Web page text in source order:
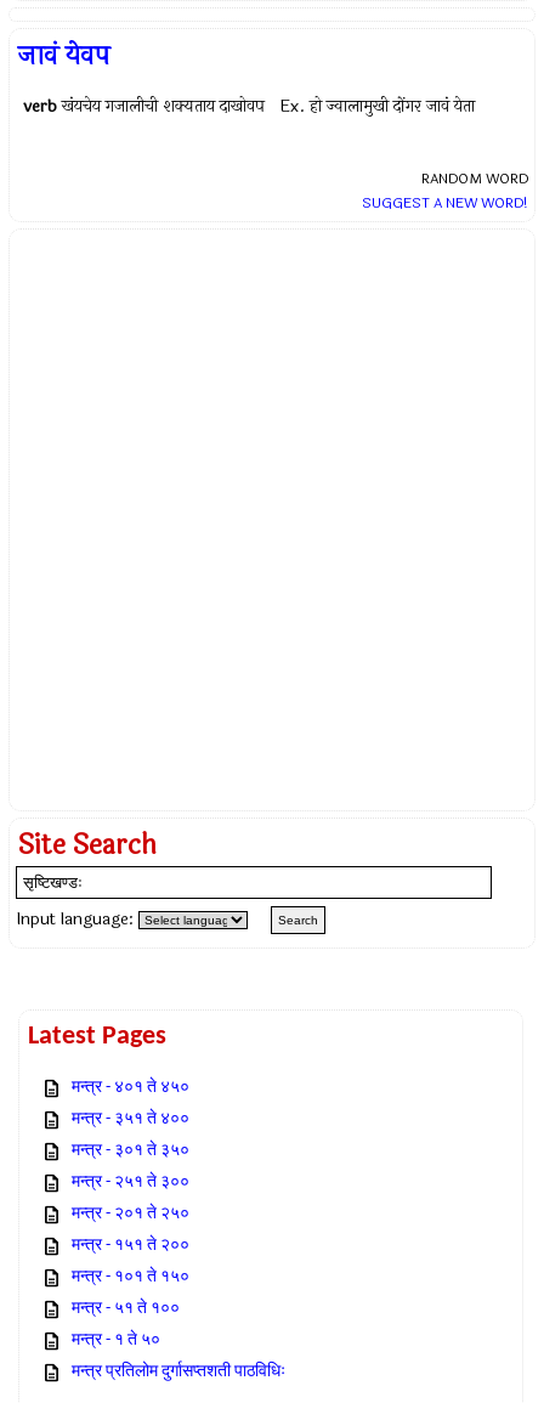
जावं येवप
verb खंयचेय गजालीची शक्यताय दाखोवप Ex.हो ज्वालामुखी दोंगर जावं येता
RANDOM WORD
SUGGEST A NEW WORD!
Site Search
Input language:
Latest Pages
मन्त्र - ४०१ ते ४५०
मन्त्र - ३५१ ते ४००
मन्त्र - ३०१ ते ३५०
मन्त्र - २५१ ते ३००
मन्त्र - २०१ ते २५०
मन्त्र - १५१ ते २००
मन्त्र - १०१ ते १५०
मन्त्र - ५१ ते १००
मन्त्र - १ ते ५०
मन्त्र प्रतिलोम दुर्गासप्तशती पाठविधिः